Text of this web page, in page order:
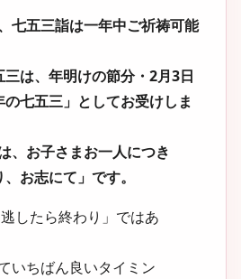
七五三詣は一年中ご祈祷可能
は、年明けの節分・2月3日
の七五三」としてお受けしま
、お子さまお一人につき
、お志にて」です。
逃したら終わり」ではあ
いちばん良いタイミン